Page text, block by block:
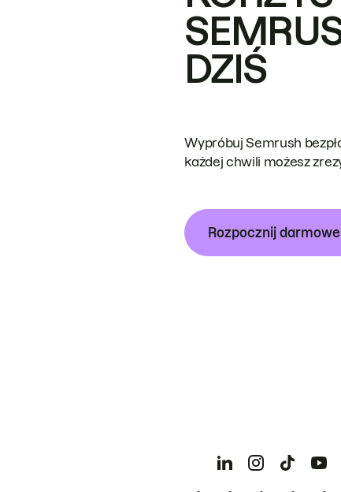
DZIŚ
Wypróbuj Semrush
każdej chwili możesz
Rozpocznij